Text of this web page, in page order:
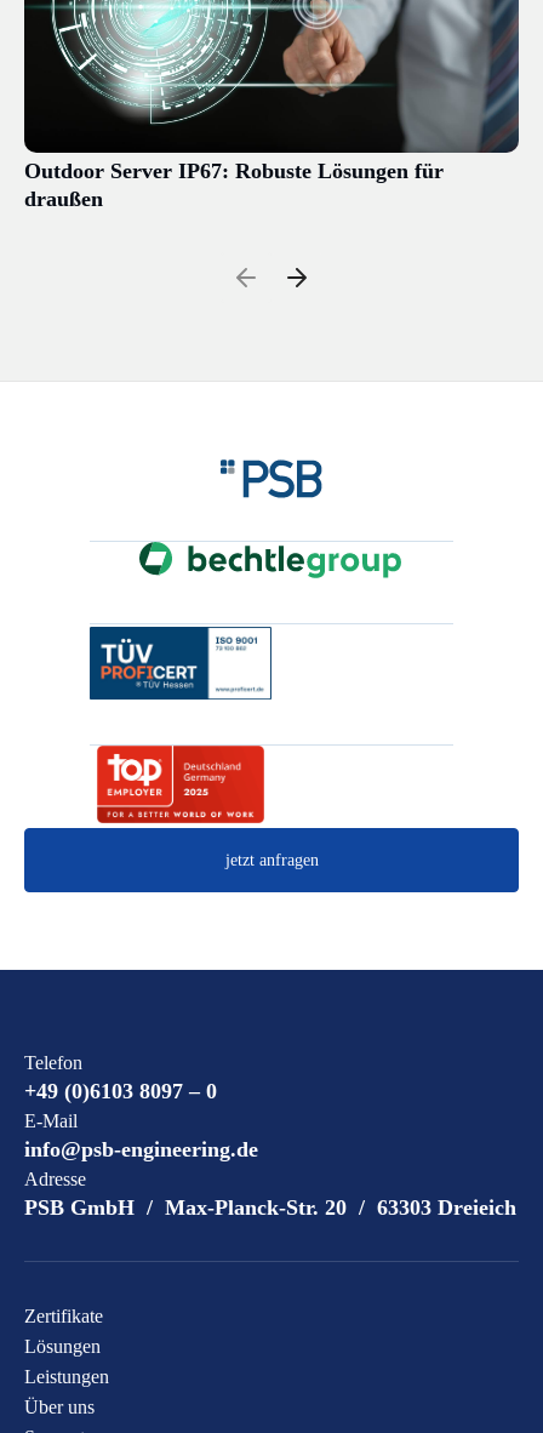
Outdoor Server IP67: Robuste Lösungen für
draußen
jetzt anfragen
Telefon
+49 (0)6103 8097 – 0
E-Mail
info@psb-engineering.de
Adresse
PSB GmbH / Max-Planck-Str. 20 / 63303 Dreieich
Zertifikate
Lösungen
Leistungen
Über uns